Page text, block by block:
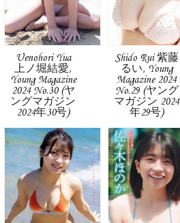
Uenohori Yua
上ノ堀結愛,
Young Magazine
2024 No.30 (ヤ
ングマガジン
2024年30号)
Shido Rui 紫藤
るい, Young
Magazine 2024
No.29 (ヤング
マガジン 2024
年29号)